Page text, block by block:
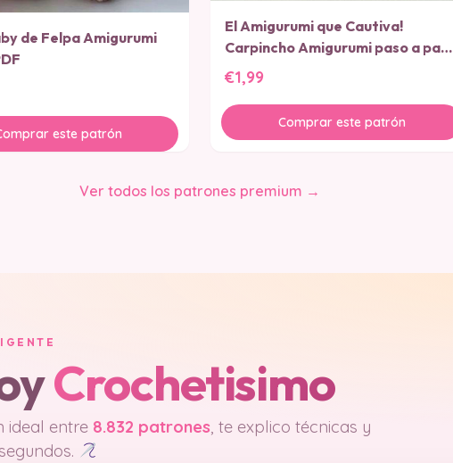
de Felpa Amigurumi
este patrón
El Amigurumi que Cautiva!
Carpincho Amigurumi paso a paso
PATRON PDF
€1,99
Comprar este patrón
Ver todos los patrones premium →
Crochetisimo
ideal entre 8.832 patrones, te explico técnicas y